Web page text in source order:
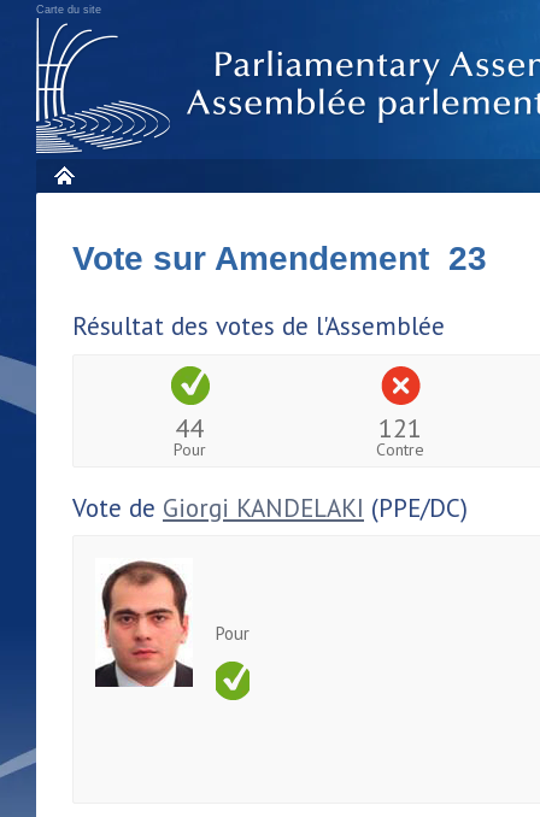
Carte du site
Vote sur Amendement 23
Résultat des votes de l'Assemblée
44
Pour
121
Contre
Vote de Giorgi KANDELAKI (PPE/DC)
Pour